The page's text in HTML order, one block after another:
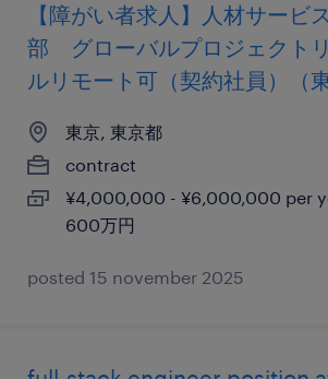
【障がい者求人】人材サービ
部 グローバルプロジェクト
ルリモート可（契約社員）（東
東京, 東京都
contract
¥4,000,000 - ¥6,000,000 per
600万円
posted 15 november 2025